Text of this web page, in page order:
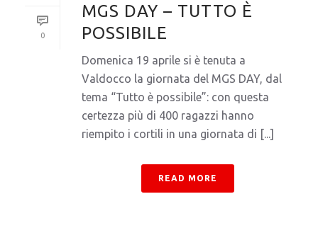
0
MGS DAY – TUTTO È
POSSIBILE
Domenica 19 aprile si è tenuta a
Valdocco la giornata del MGS DAY, dal
tema “Tutto è possibile”: con questa
certezza più di 400 ragazzi hanno
riempito i cortili in una giornata di [...]
READ MORE